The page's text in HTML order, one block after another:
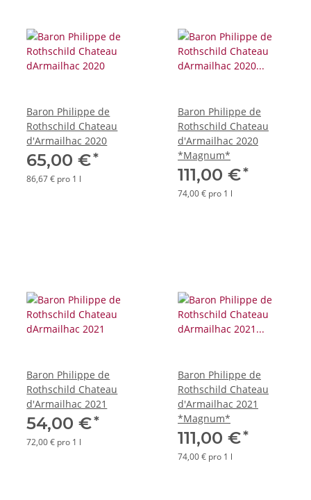
Baron Philippe de
Rothschild Chateau
d'Armailhac 2020
65,00 €*
86,67 € pro 1 l
Baron Philippe de
Rothschild Chateau
d'Armailhac 2020
*Magnum*
111,00 €*
74,00 € pro 1 l
Baron Philippe de
Rothschild Chateau
d'Armailhac 2021
54,00 €*
72,00 € pro 1 l
Baron Philippe de
Rothschild Chateau
d'Armailhac 2021
*Magnum*
111,00 €*
74,00 € pro 1 l